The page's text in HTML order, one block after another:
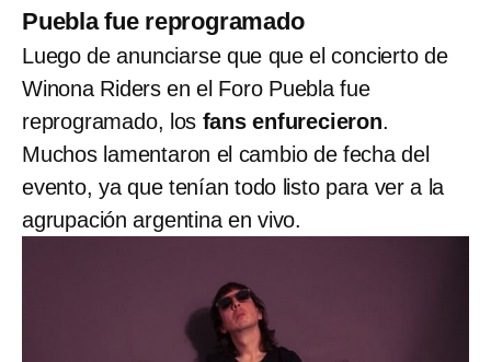
Puebla fue reprogramado
Luego de anunciarse que que el concierto de
Winona Riders en el Foro Puebla fue
reprogramado, los fans enfurecieron.
Muchos lamentaron el cambio de fecha del
evento, ya que tenían todo listo para ver a la
agrupación argentina en vivo.